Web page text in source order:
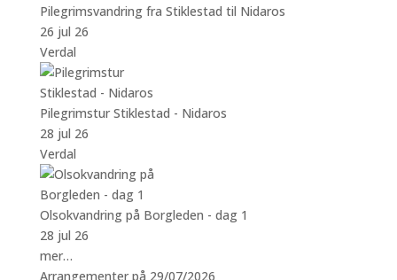
Pilegrimsvandring fra Stiklestad til Nidaros
26 jul 26
Verdal
Pilegrimstur Stiklestad - Nidaros
28 jul 26
Verdal
Olsokvandring på Borgleden - dag 1
28 jul 26
mer…
Arrangementer på 29/07/2026